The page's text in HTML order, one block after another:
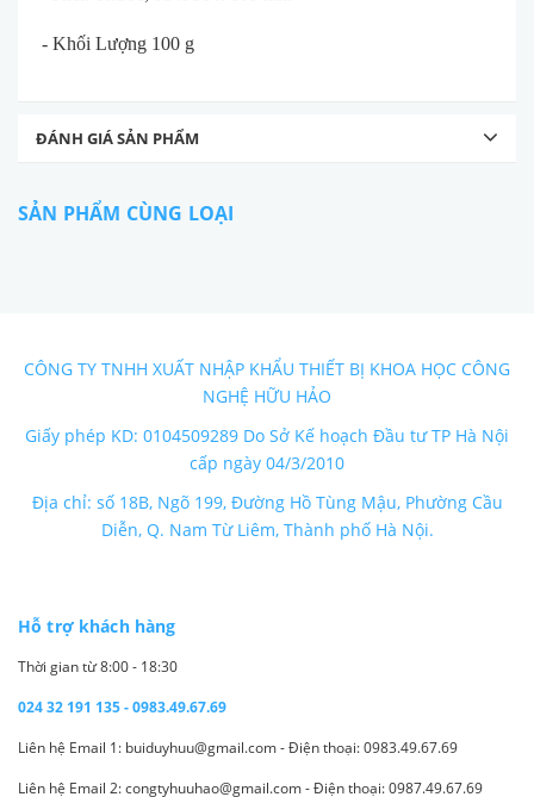
- Khối Lượng 100 g
ĐÁNH GIÁ SẢN PHẨM
SẢN PHẨM CÙNG LOẠI
CÔNG TY TNHH XUẤT NHẬP KHẨU THIẾT BỊ KHOA HỌC CÔNG
NGHỆ HỮU HẢO
Giấy phép KD: 0104509289 Do Sở Kế hoạch Đầu tư TP Hà Nội
cấp ngày 04/3/2010
Địa chỉ: số 18B, Ngõ 199, Đường Hồ Tùng Mậu, Phường Cầu
Diễn, Q. Nam Từ Liêm, Thành phố Hà Nội.
Hỗ trợ khách hàng
Thời gian từ 8:00 - 18:30
024 32 191 135 - 0983.49.67.69
Liên hệ Email 1: buiduyhuu@gmail.com - Điện thoại: 0983.49.67.69
Liên hệ Email 2: congtyhuuhao@gmail.com - Điện thoại: 0987.49.67.69